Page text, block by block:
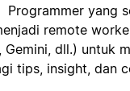
💻
menjadi remote
(GPT, Gemini, dll.)
Berbagi tips, insight,